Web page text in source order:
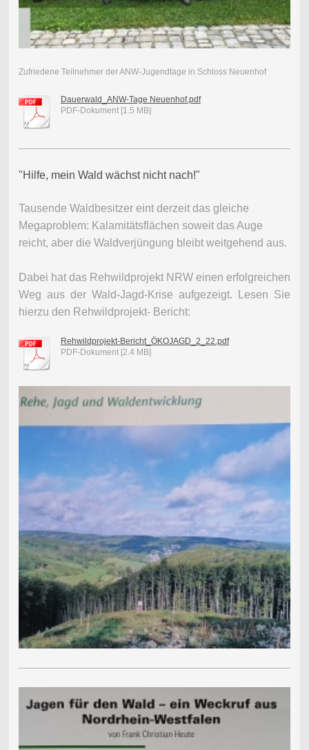
Zufriedene Teilnehmer der ANW-Jugendtage in Schloss Neuenhof
Dauerwald_ANW-Tage Neuenhof.pdf
PDF-Dokument [1.5 MB]
"Hilfe, mein Wald wächst nicht nach!"
Tausende Waldbesitzer eint derzeit das gleiche
Megaproblem: Kalamitätsflächen soweit das Auge
reicht, aber die Waldverjüngung bleibt weitgehend aus.
Dabei hat das Rehwildprojekt NRW einen erfolgreichen
Weg aus der Wald-Jagd-Krise aufgezeigt. Lesen Sie
hierzu den Rehwildprojekt- Bericht:
Rehwildprojekt-Bericht_ÖKOJAGD_2_22.pdf
PDF-Dokument [2.4 MB]